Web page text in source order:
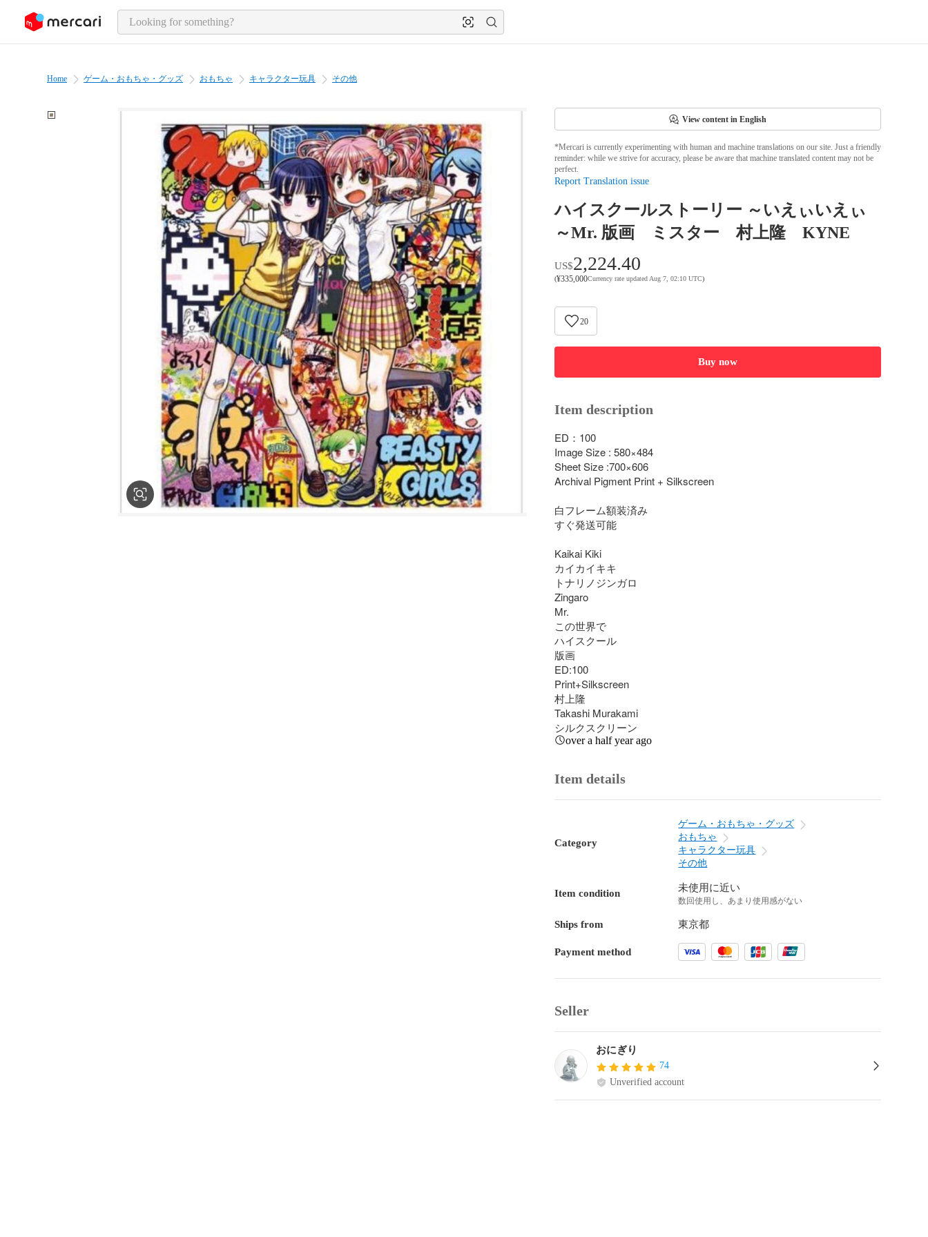
page content
Home ゲーム・おもちゃ・グッズ おもちゃ キャラクター玩具 その他
View content in English
*Mercari is currently experimenting with human and machine translations on our site. Just a friendly
reminder: while we strive for accuracy, please be aware that machine translated content may not be
perfect.
Report Translation issue
ハイスクールストーリー ～いえぃいえぃ
～Mr. 版画 ミスター 村上隆 KYNE
US$2,224.40
(¥335,000Currency rate updated Aug 7, 02:10 UTC)
20
Buy now
Item description
ED：100
Image Size : 580×484
Sheet Size :700×606
Archival Pigment Print + Silkscreen
白フレーム額装済み
すぐ発送可能
Kaikai Kiki
カイカイキキ
トナリノジンガロ
Zingaro
Mr.
この世界で
ハイスクール
版画
ED:100
Print+Silkscreen
村上隆
Takashi Murakami
シルクスクリーン
over a half year ago
Item details
Category
ゲーム・おもちゃ・グッズ
おもちゃ
キャラクター玩具
その他
Item condition 未使用に近い
数回使用し、あまり使用感がない
Ships from 東京都
Payment method
Seller
おにぎり
74
Unverified account